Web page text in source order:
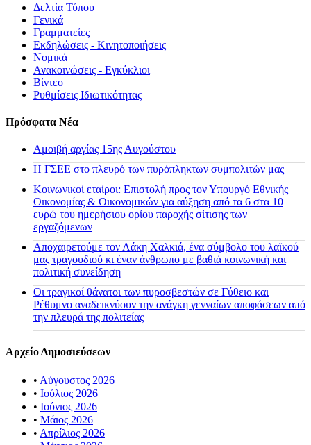
Δελτία Τύπου
Γενικά
Γραμματείες
Εκδηλώσεις - Κινητοποιήσεις
Νομικά
Ανακοινώσεις - Εγκύκλιοι
Βίντεο
Ρυθμίσεις Ιδιωτικότητας
Πρόσφατα Νέα
Αμοιβή αργίας 15ης Αυγούστου
H ΓΣΕΕ στο πλευρό των πυρόπληκτων συμπολιτών μας
Κοινωνικοί εταίροι: Επιστολή προς τον Υπουργό Εθνικής
Οικονομίας & Οικονομικών για αύξηση από τα 6 στα 10
ευρώ του ημερήσιου ορίου παροχής σίτισης των
εργαζόμενων
Αποχαιρετούμε τον Λάκη Χαλκιά, ένα σύμβολο του λαϊκού
μας τραγουδιού κι έναν άνθρωπο με βαθιά κοινωνική και
πολιτική συνείδηση
Οι τραγικοί θάνατοι των πυροσβεστών σε Γύθειο και
Ρέθυμνο αναδεικνύουν την ανάγκη γενναίων αποφάσεων από
την πλευρά της πολιτείας
Αρχείο Δημοσιεύσεων
• Αύγουστος 2026
• Ιούλιος 2026
• Ιούνιος 2026
• Μάιος 2026
• Απρίλιος 2026